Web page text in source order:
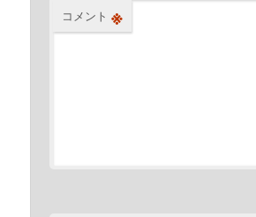
コメント ※